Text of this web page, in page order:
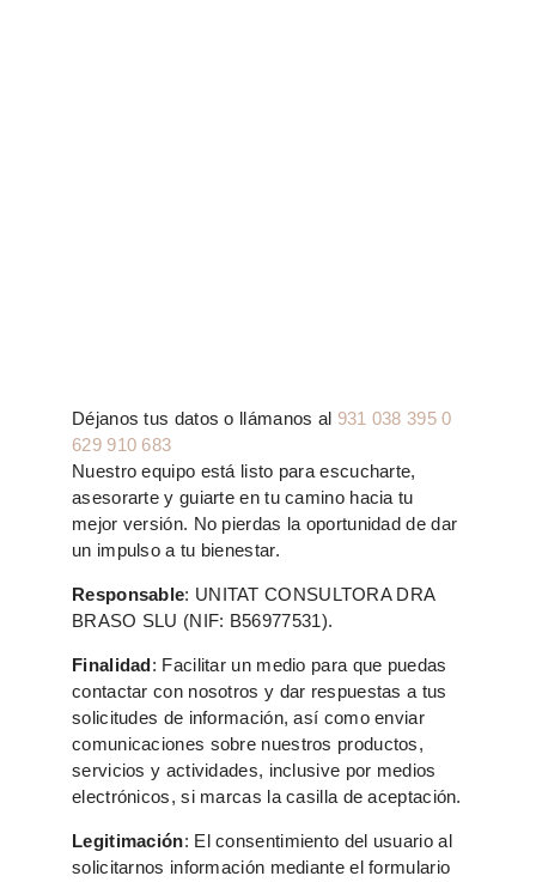
Déjanos tus datos o llámanos al 931 038 395 0
629 910 683
Nuestro equipo está listo para escucharte,
asesorarte y guiarte en tu camino hacia tu
mejor versión. No pierdas la oportunidad de dar
un impulso a tu bienestar.
Responsable: UNITAT CONSULTORA DRA
BRASO SLU (NIF: B56977531).
Finalidad: Facilitar un medio para que puedas
contactar con nosotros y dar respuestas a tus
solicitudes de información, así como enviar
comunicaciones sobre nuestros productos,
servicios y actividades, inclusive por medios
electrónicos, si marcas la casilla de aceptación.
Legitimación: El consentimiento del usuario al
solicitarnos información mediante el formulario